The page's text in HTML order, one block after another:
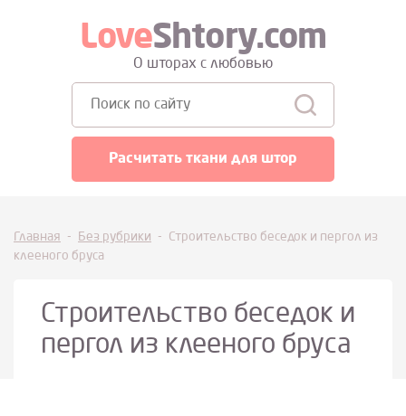
LoveShtory.com
О шторах с любовью
Расчитать ткани для штор
Главная - Без рубрики -
Строительство беседок и пергол из
клееного бруса
Строительство беседок и
пергол из клееного бруса